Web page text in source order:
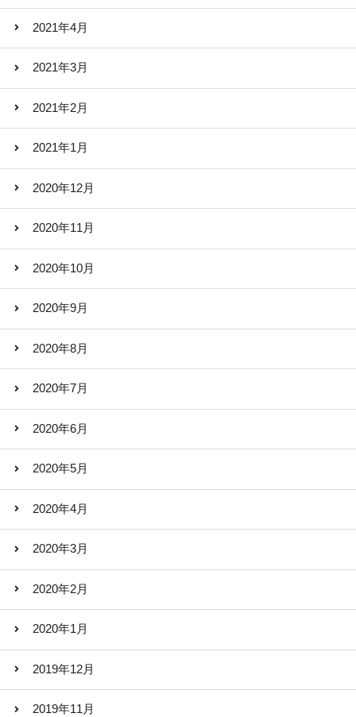
2021年4月
2021年3月
2021年2月
2021年1月
2020年12月
2020年11月
2020年10月
2020年9月
2020年8月
2020年7月
2020年6月
2020年5月
2020年4月
2020年3月
2020年2月
2020年1月
2019年12月
2019年11月